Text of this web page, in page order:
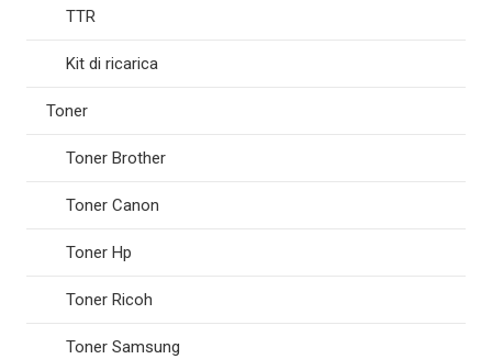
TTR
Kit di ricarica
Toner
Toner Brother
Toner Canon
Toner Hp
Toner Ricoh
Toner Samsung